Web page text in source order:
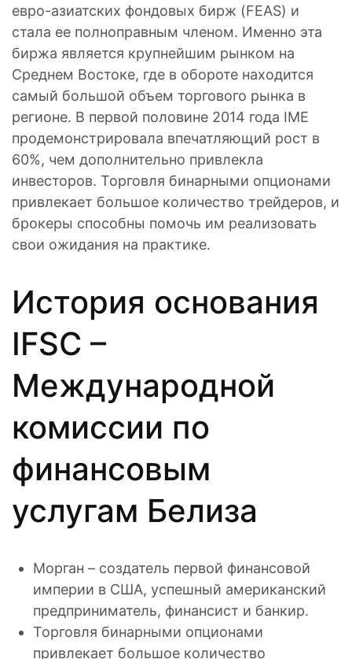
евро-азиатских фондовых бирж (FEAS) и
стала ее полноправным членом. Именно эта
биржа является крупнейшим рынком на
Среднем Востоке, где в обороте находится
самый большой объем торгового рынка в
регионе. В первой половине 2014 года IME
продемонстрировала впечатляющий рост в
60%, чем дополнительно привлекла
инвесторов. Торговля бинарными опционами
привлекает большое количество трейдеров, и
брокеры способны помочь им реализовать
свои ожидания на практике.
История основания
IFSC –
Международной
комиссии по
финансовым
услугам Белиза
Морган – создатель первой финансовой
империи в США, успешный американский
предприниматель, финансист и банкир.
Торговля бинарными опционами
привлекает большое количество